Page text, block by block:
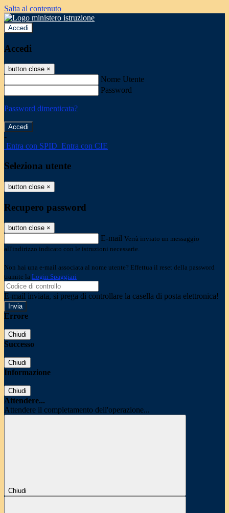
Salta al contenuto
Accedi
Accedi
button close ×
Nome Utente
Password
Password dimenticata?
-
Entra con SPID Entra con CIE
Seleziona utente
button close ×
Recupero password
button close ×
E-mail Verrà inviato un messaggio
all'indirizzo indicato con le istruzioni necessarie.
Non hai una e-mail associata al nome utente? Effettua il reset della password
tramite la Login Spaggiari
E-mail inviata, si prega di controllare la casella di posta elettronica!
Errore
Chiudi
Successo
Chiudi
Informazione
Chiudi
Attendere...
Attendere il completamento dell'operazione...
Chiudi